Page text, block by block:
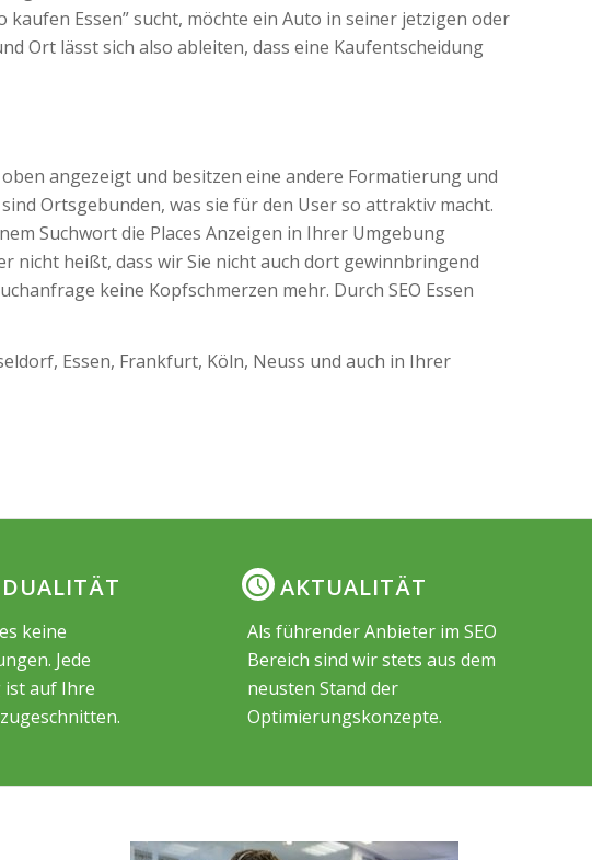
Essen” sucht, möchte ein Auto in seiner jetzigen oder
Ort lässt sich also ableiten, dass eine Kaufentscheidung
angezeigt und besitzen eine andere Formatierung und
Ortsgebunden, was sie für den User so attraktiv macht.
Suchwort die Places Anzeigen in Ihrer Umgebung
nicht heißt, dass wir Sie nicht auch dort gewinnbringend
keine Kopfschmerzen mehr. Durch SEO Essen
Essen, Frankfurt, Köln, Neuss und auch in Ihrer
keine
Jede
auf Ihre
AKTUALITÄT
Als führender Anbieter im SEO
Bereich sind wir stets aus dem
neusten Stand der
Optimierungskonzepte.